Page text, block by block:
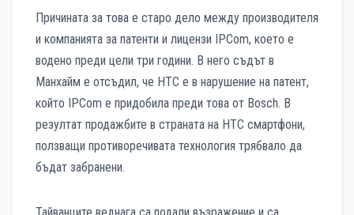
Причината за това е старо дело между производителя
и компанията за патенти и лицензи IPCom, което е
водено преди цели три години. В него съдът в
Манхайм е отсъдил, че HTC е в нарушение на патент,
който IPCom е придобила преди това от Bosch. В
резултат продажбите в страната на HTC смартфони,
ползващи противоречивата технология трябвало да
бъдат забранени.